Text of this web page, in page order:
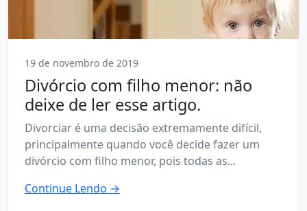
19 de novembro de 2019
Divórcio com filho menor: não
deixe de ler esse artigo.
Divorciar é uma decisão extremamente difícil,
principalmente quando você decide fazer um
divórcio com filho menor, pois todas as...
Continue Lendo →